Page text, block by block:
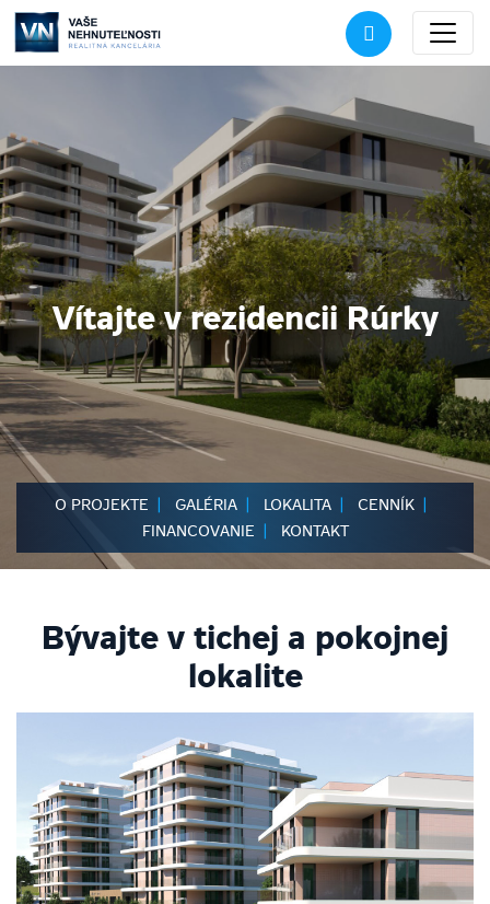
Vítajte v rezidencii Rúrky
O PROJEKTE GALÉRIA LOKALITA
CENNÍK
FINANCOVANIE
KONTAKT
Bývajte v tichej a pokojnej
lokalite